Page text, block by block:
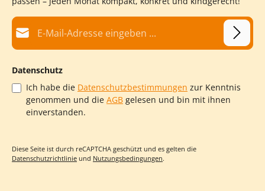
schützen und zu sortieren. Kein langes Suchen mehr –
stattdessen eine strukturierte Aufbewahrung, die den Alltag
erleichtert. Tipp: Für noch mehr Ordnung in Eurer Kamishibai-
Sammlung entdeckt auch unseren praktischen Ordnungshelfer!
E-Mail-Adresse*
Datenschutz
Ich habe die Datenschutzbestimmungen zur Kenntnis
genommen und die AGB gelesen und bin mit ihnen
einverstanden.
Diese Seite ist durch reCAPTCHA geschützt und es gelten die
Datenschutzrichtlinie und Nutzungsbedingungen.